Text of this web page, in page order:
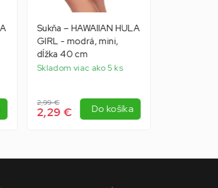
Sukňa – HAWAIIAN HULA
GIRL - modrá, mini,
dĺžka 40 cm
Skladom viac ako 5 ks
2,99 €
2,29 € Do košíka